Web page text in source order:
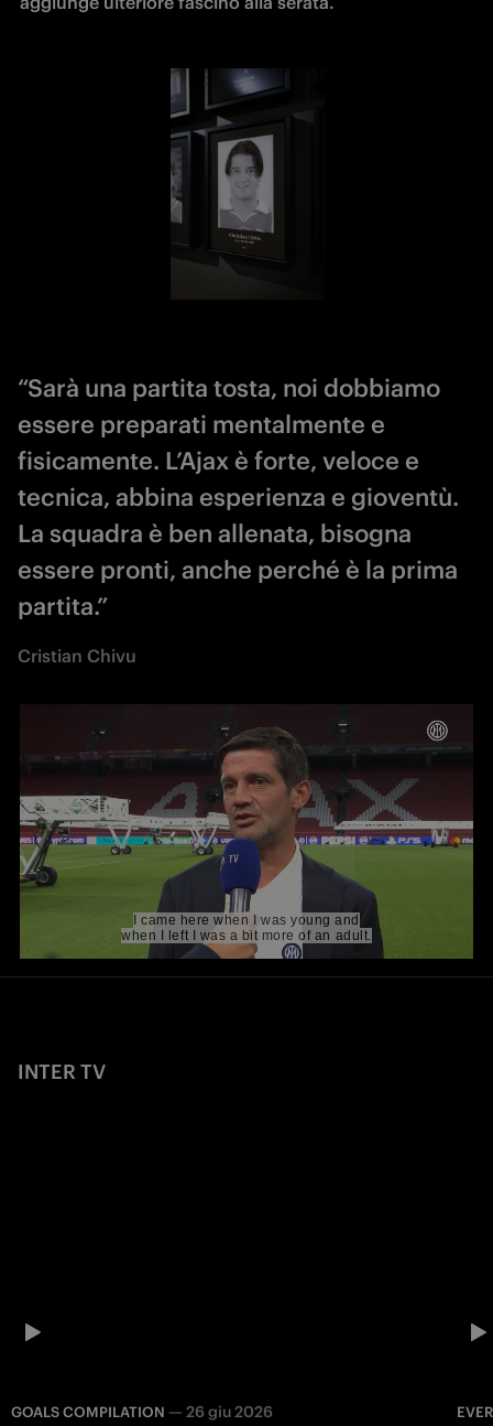
“Sarà una partita tosta, noi dobbiamo
essere preparati mentalmente e
fisicamente. L’Ajax è forte, veloce e
tecnica, abbina esperienza e gioventù.
La squadra è ben allenata, bisogna
essere pronti, anche perché è la prima
partita.”
Cristian Chivu
INTER TV
GOALS COMPILATION — 26 giu 2026